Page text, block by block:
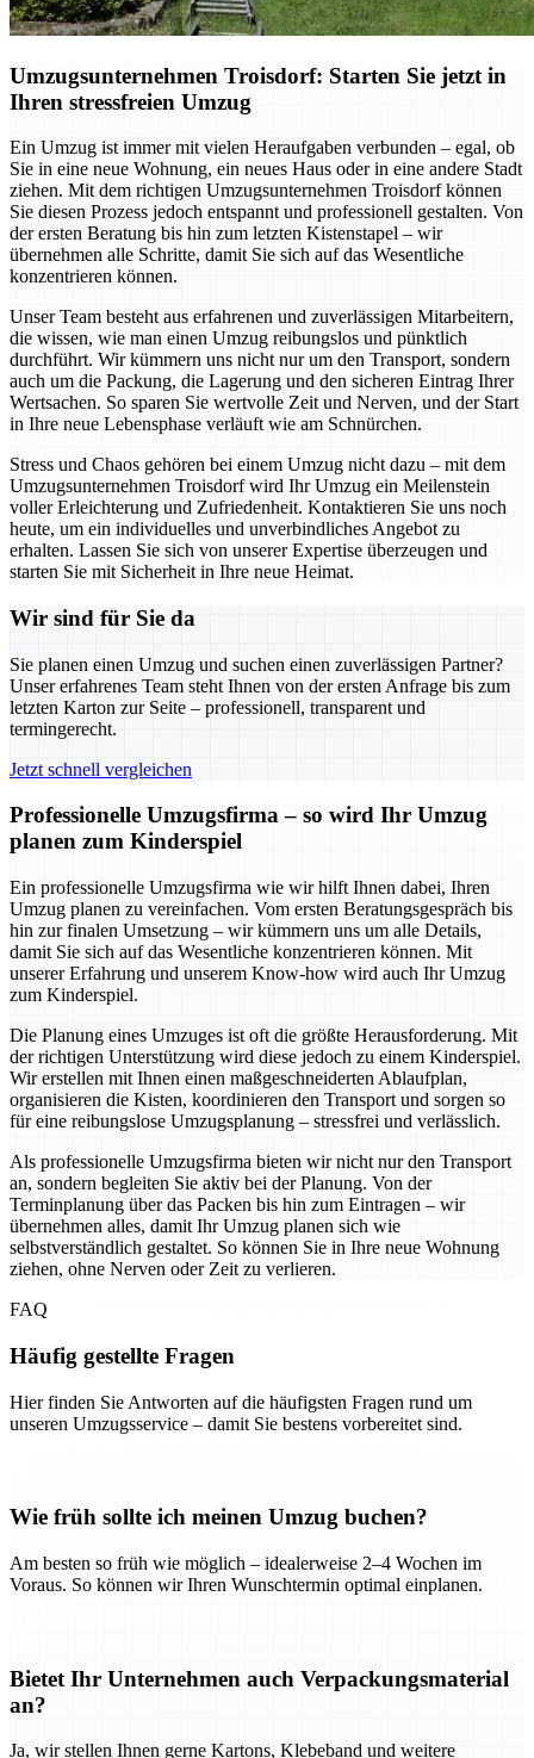
Umzugsunternehmen Troisdorf: Starten Sie jetzt in
Ihren stressfreien Umzug
Ein Umzug ist immer mit vielen Heraufgaben verbunden – egal, ob
Sie in eine neue Wohnung, ein neues Haus oder in eine andere Stadt
ziehen. Mit dem richtigen Umzugsunternehmen Troisdorf können
Sie diesen Prozess jedoch entspannt und professionell gestalten. Von
der ersten Beratung bis hin zum letzten Kistenstapel – wir
übernehmen alle Schritte, damit Sie sich auf das Wesentliche
konzentrieren können.
Unser Team besteht aus erfahrenen und zuverlässigen Mitarbeitern,
die wissen, wie man einen Umzug reibungslos und pünktlich
durchführt. Wir kümmern uns nicht nur um den Transport, sondern
auch um die Packung, die Lagerung und den sicheren Eintrag Ihrer
Wertsachen. So sparen Sie wertvolle Zeit und Nerven, und der Start
in Ihre neue Lebensphase verläuft wie am Schnürchen.
Stress und Chaos gehören bei einem Umzug nicht dazu – mit dem
Umzugsunternehmen Troisdorf wird Ihr Umzug ein Meilenstein
voller Erleichterung und Zufriedenheit. Kontaktieren Sie uns noch
heute, um ein individuelles und unverbindliches Angebot zu
erhalten. Lassen Sie sich von unserer Expertise überzeugen und
starten Sie mit Sicherheit in Ihre neue Heimat.
Wir sind für Sie da
Sie planen einen Umzug und suchen einen zuverlässigen Partner?
Unser erfahrenes Team steht Ihnen von der ersten Anfrage bis zum
letzten Karton zur Seite – professionell, transparent und
termingerecht.
Jetzt schnell vergleichen
Professionelle Umzugsfirma – so wird Ihr Umzug
planen zum Kinderspiel
Ein professionelle Umzugsfirma wie wir hilft Ihnen dabei, Ihren
Umzug planen zu vereinfachen. Vom ersten Beratungsgespräch bis
hin zur finalen Umsetzung – wir kümmern uns um alle Details,
damit Sie sich auf das Wesentliche konzentrieren können. Mit
unserer Erfahrung und unserem Know-how wird auch Ihr Umzug
zum Kinderspiel.
Die Planung eines Umzuges ist oft die größte Herausforderung. Mit
der richtigen Unterstützung wird diese jedoch zu einem Kinderspiel.
Wir erstellen mit Ihnen einen maßgeschneiderten Ablaufplan,
organisieren die Kisten, koordinieren den Transport und sorgen so
für eine reibungslose Umzugsplanung – stressfrei und verlässlich.
Als professionelle Umzugsfirma bieten wir nicht nur den Transport
an, sondern begleiten Sie aktiv bei der Planung. Von der
Terminplanung über das Packen bis hin zum Eintragen – wir
übernehmen alles, damit Ihr Umzug planen sich wie
selbstverständlich gestaltet. So können Sie in Ihre neue Wohnung
ziehen, ohne Nerven oder Zeit zu verlieren.
FAQ
Häufig gestellte Fragen
Hier finden Sie Antworten auf die häufigsten Fragen rund um
unseren Umzugsservice – damit Sie bestens vorbereitet sind.
Wie früh sollte ich meinen Umzug buchen?
Am besten so früh wie möglich – idealerweise 2–4 Wochen im
Voraus. So können wir Ihren Wunschtermin optimal einplanen.
Bietet Ihr Unternehmen auch Verpackungsmaterial
an?
Ja, wir stellen Ihnen gerne Kartons, Klebeband und weitere